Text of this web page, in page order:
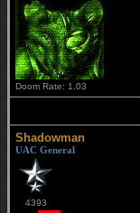
Doom Rate: 1.03
Shadowman
UAC General
4393